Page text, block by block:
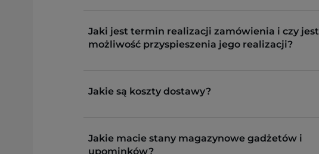
Jaki jest termin realizacji zamówienia i czy jest
możliwość przyspieszenia jego realizacji?
Jakie są koszty dostawy?
Jakie macie stany magazynowe gadżetów i
upominków?